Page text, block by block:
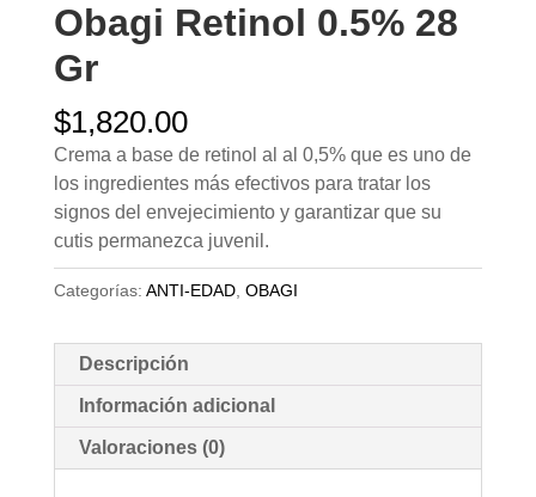
Obagi Retinol 0.5% 28
Gr
$1,820.00
Crema a base de retinol al al 0,5% que es uno de
los ingredientes más efectivos para tratar los
signos del envejecimiento y garantizar que su
cutis permanezca juvenil.
Categorías: ANTI-EDAD, OBAGI
Descripción
Información adicional
Valoraciones (0)